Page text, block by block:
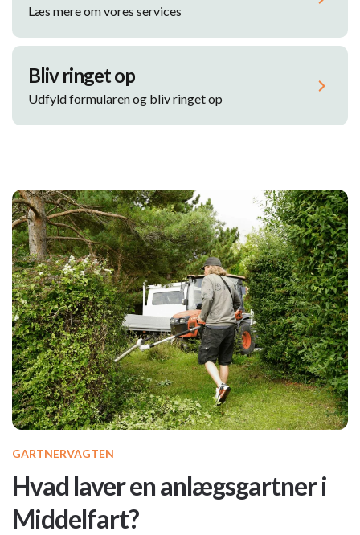
Læs mere om vores services
Bliv ringet op
Udfyld formularen og bliv ringet op
GARTNERVAGTEN
Hvad laver en anlægsgartner i
Middelfart?